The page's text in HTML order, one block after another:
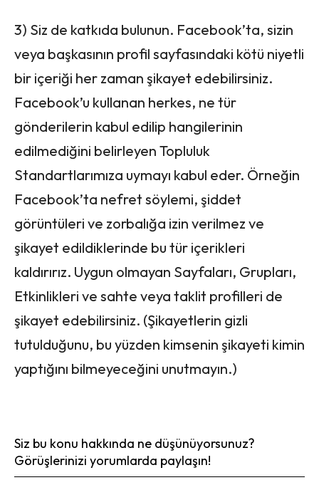
3) Siz de katkıda bulunun. Facebook’ta, sizin
veya başkasının profil sayfasındaki kötü niyetli
bir içeriği her zaman şikayet edebilirsiniz.
Facebook’u kullanan herkes, ne tür
gönderilerin kabul edilip hangilerinin
edilmediğini belirleyen Topluluk
Standartlarımıza uymayı kabul eder. Örneğin
Facebook’ta nefret söylemi, şiddet
görüntüleri ve zorbalığa izin verilmez ve
şikayet edildiklerinde bu tür içerikleri
kaldırırız. Uygun olmayan Sayfaları, Grupları,
Etkinlikleri ve sahte veya taklit profilleri de
şikayet edebilirsiniz. (Şikayetlerin gizli
tutulduğunu, bu yüzden kimsenin şikayeti kimin
yaptığını bilmeyeceğini unutmayın.)
Siz bu konu hakkında ne düşünüyorsunuz?
Görüşlerinizi yorumlarda paylaşın!